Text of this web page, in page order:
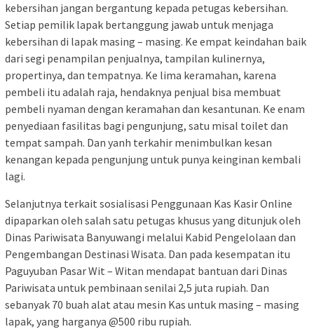
kebersihan jangan bergantung kepada petugas kebersihan.
Setiap pemilik lapak bertanggung jawab untuk menjaga
kebersihan di lapak masing – masing. Ke empat keindahan baik
dari segi penampilan penjualnya, tampilan kulinernya,
propertinya, dan tempatnya. Ke lima keramahan, karena
pembeli itu adalah raja, hendaknya penjual bisa membuat
pembeli nyaman dengan keramahan dan kesantunan. Ke enam
penyediaan fasilitas bagi pengunjung, satu misal toilet dan
tempat sampah. Dan yanh terkahir menimbulkan kesan
kenangan kepada pengunjung untuk punya keinginan kembali
lagi.
Selanjutnya terkait sosialisasi Penggunaan Kas Kasir Online
dipaparkan oleh salah satu petugas khusus yang ditunjuk oleh
Dinas Pariwisata Banyuwangi melalui Kabid Pengelolaan dan
Pengembangan Destinasi Wisata. Dan pada kesempatan itu
Paguyuban Pasar Wit – Witan mendapat bantuan dari Dinas
Pariwisata untuk pembinaan senilai 2,5 juta rupiah. Dan
sebanyak 70 buah alat atau mesin Kas untuk masing – masing
lapak, yang harganya @500 ribu rupiah.